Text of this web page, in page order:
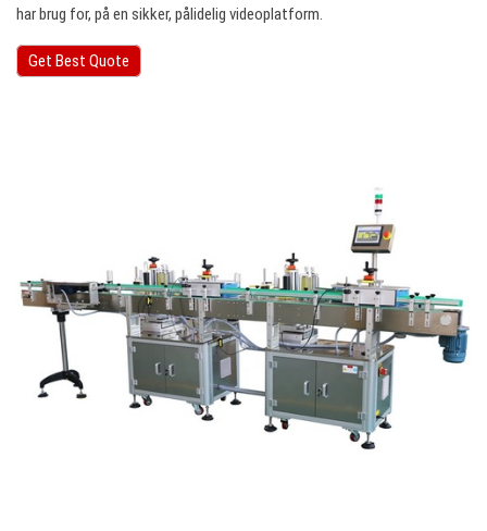
har brug for, på en sikker, pålidelig videoplatform.
Get Best Quote